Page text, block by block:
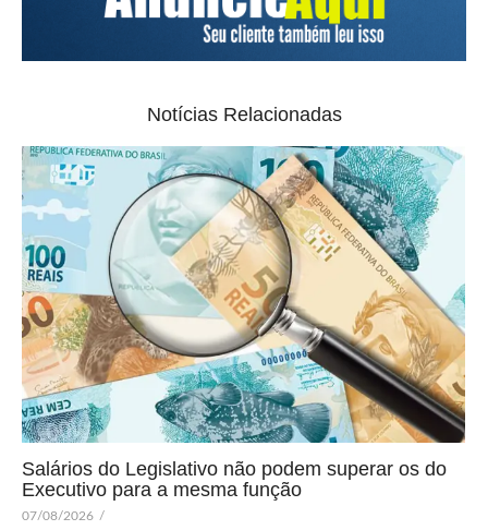
Notícias Relacionadas
Salários do Legislativo não podem superar os do
Executivo para a mesma função
07/08/2026 /